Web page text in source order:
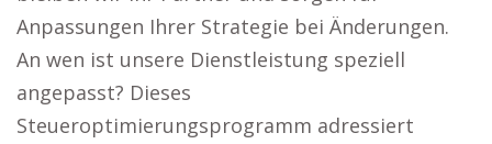
Anpassungen Ihrer Strategie bei Änderungen.
An wen ist unsere Dienstleistung speziell
angepasst? Dieses
Steueroptimierungsprogramm adressiert